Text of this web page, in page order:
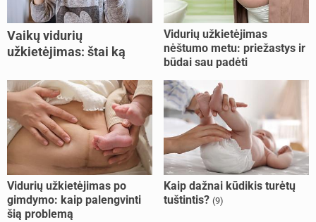
Vaikų vidurių
užkietėjimas: štai ką
Vidurių užkietėjimas
nėštumo metu: priežastys ir
būdai sau padėti
Vidurių užkietėjimas po
gimdymo: kaip palengvinti
šią problemą
Kaip dažnai kūdikis turėtų
tuštintis? (9)